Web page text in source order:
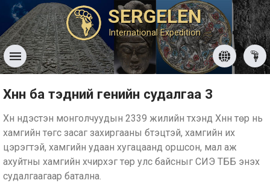
SERGELEN
International Expedition
Хүннү ба тэдний генийн судалгаа 3
Хүн үндэстэн монголчуудын 2339 жилийн түүхэнд Хүннү төр нь
хамгийн төгс засаг захиргааны бүтэцтэй, хамгийн их
цэрэгтэй, хамгийн удаан хугацаанд оршсон, мал аж
ахуйтны хамгийн хүчирхэг төр улс байсныг СИЭ ТББ энэхүү
судалгаагаар батална.